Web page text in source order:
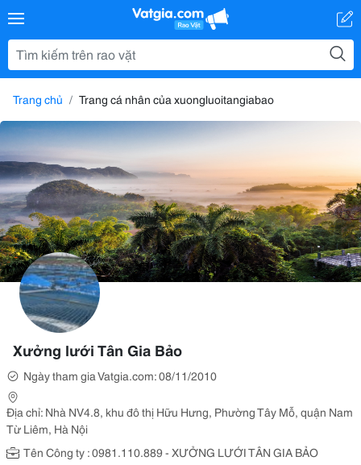
Trang chủ Trang cá nhân của xuongluoitangiabao
Xưởng lưới Tân Gia Bảo
Ngày tham gia Vatgia.com: 08/11/2010
Địa chỉ: Nhà NV4.8, khu đô thị Hữu Hưng, Phường Tây Mỗ, quận Nam
Từ Liêm, Hà Nội
Tên Công ty : 0981.110.889 - XƯỞNG LƯỚI TÂN GIA BẢO